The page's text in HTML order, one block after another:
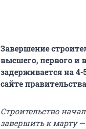
Завершение
высшего, первого и
задерживается на 4-
сайте
Строительство
завершить к марту —